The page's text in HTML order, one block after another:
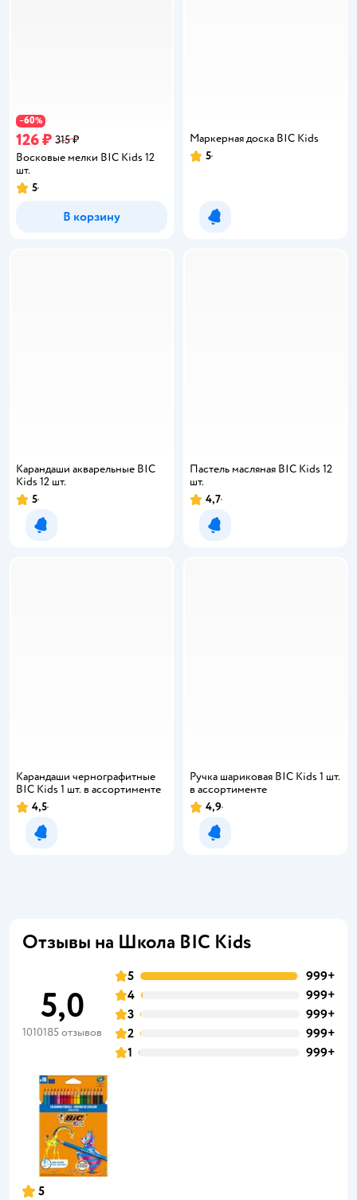
−60%
126 ₽ 315 ₽
Восковые мелки BIC Kids 12
шт.
Рейтинг:
5
В корзину
Маркерная доска BIC Kids
Рейтинг:
5
Уведомить о появлении
Карандаши акварельные BIC
Kids 12 шт.
Рейтинг:
5
Уведомить о появлении
Пастель масляная BIC Kids 12
шт.
Рейтинг:
4,7
Уведомить о появлении
Карандаши чернографитные
BIC Kids 1 шт. в ассортименте
Рейтинг:
4,5
Уведомить о появлении
Ручка шариковая BIC Kids 1 шт.
в ассортименте
Рейтинг:
4,9
Уведомить о появлении
Отзывы на Школа BIC Kids
5,0
1010185 отзывов
5
999+
4
999+
3
999+
2
999+
1
999+
5